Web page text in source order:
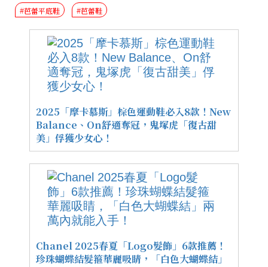
#芭蕾平底鞋 #芭蕾鞋
2025「摩卡慕斯」棕色運動鞋必入8款！New
Balance、On舒適奪冠，鬼塚虎「復古甜
美」俘獲少女心！
Chanel 2025春夏「Logo髮飾」6款推薦！
珍珠蝴蝶結髮箍華麗吸睛，「白色大蝴蝶結」